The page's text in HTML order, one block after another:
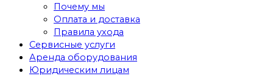
Почему мы
Оплата и доставка
Правила ухода
Сервисные услуги
Аренда оборудования
Юридическим лицам